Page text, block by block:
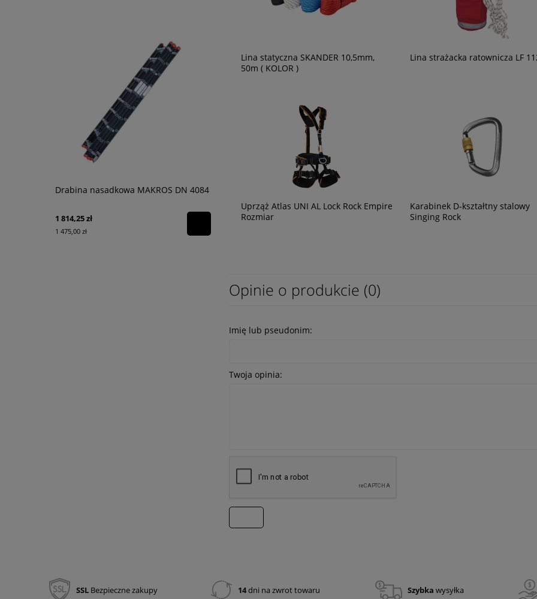
Drabina nasadkowa MAKROS DN 4084
1 814,25 zł
1 475,00 zł
Chusteczki do czyszczenia i
dekontaminacji sprzętu
160,00 zł 39,99 zł
Lina statyczna SKANDER 10,5mm,
50m ( KOLOR )
Lina strażacka ratownicza LF
Uprząż Atlas UNI AL Lock Rock Empire
Rozmiar
Karabinek D-kształtny stalowy
Singing Rock
Opinie o produkcie (0)
Imię lub pseudonim:
Twoja opinia:
SSL Bezpieczne zakupy 14dni na zwrot towaru Szybka wysyłka